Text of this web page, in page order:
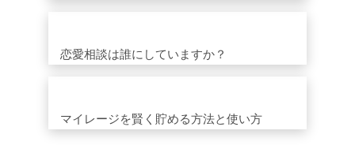
恋愛相談は誰にしていますか？
マイレージを賢く貯める方法と使い方